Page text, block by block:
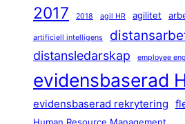
2017 2018 agil HR agilitet
artificiell intelligens
distansledarskap employee
evidensbaserad
evidensbaserad rekrytering